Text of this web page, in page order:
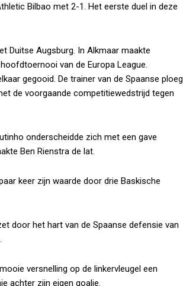
Bilbao met 2-1. Het eerste duel in deze
Duitse Augsburg. In Alkmaar maakte
van de Europa League.
gegooid. De trainer van de Spaanse ploeg
de voorgaande competitiewedstrijd tegen
onderscheidde zich met een gave
Ben Rienstra de lat.
keer zijn waarde door drie Baskische
door het hart van de Spaanse defensie van
versnelling op de linkervleugel een
achter zijn eigen goalie.